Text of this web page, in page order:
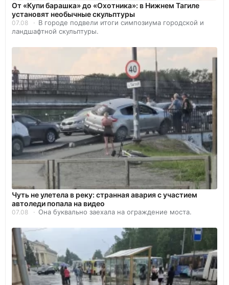
От «Купи барашка» до «Охотника»: в Нижнем Тагиле
установят необычные скульптуры
07.08
В городе подвели итоги симпозиума городской и
ландшафтной скульптуры.
Чуть не улетела в реку: странная авария с участием
автоледи попала на видео
07.08 Она буквально заехала на ограждение моста.